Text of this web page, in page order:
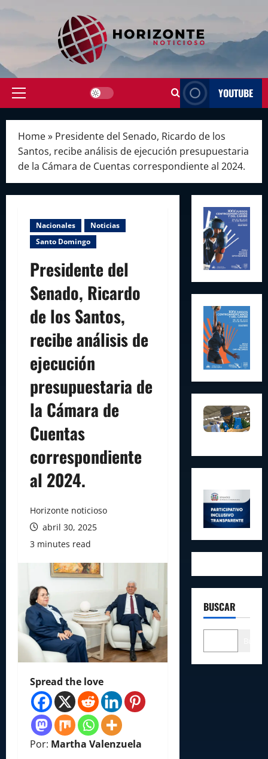
Primary
YOUTUBE
Home» Presidente del Senado, Ricardo de los
Santos, recibe análisis de ejecución presupuestaria
de la Cámara de Cuentas correspondiente al 2024.
Nacionales
Noticias
Santo Domingo
Presidente del
Senado, Ricardo
de los Santos,
recibe análisis de
ejecución
presupuestaria de
la Cámara de
Cuentas
correspondiente
al 2024.
Horizonte noticioso
abril 30, 2025
3 minutes read
Spread the love
Por: Martha Valenzuela
BUSCAR